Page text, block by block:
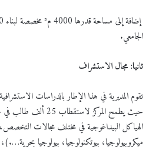
الجامعي.
ثانيا: مجال الاستشراف
تقوم المديرية في هذا الإطار بالدراسات
الهياكل البيداغوجية في مختلف مجالات التخصص،
ميكروبيولوجيا، بيوتكنولوجيا، بيولوجيا